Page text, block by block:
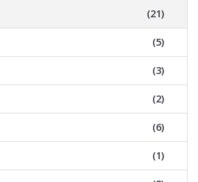
(21)
(5)
(3)
(2)
(6)
(1)